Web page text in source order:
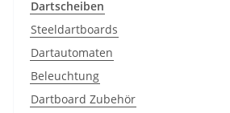
Dartscheiben
Steeldartboards
Dartautomaten
Beleuchtung
Dartboard Zubehör